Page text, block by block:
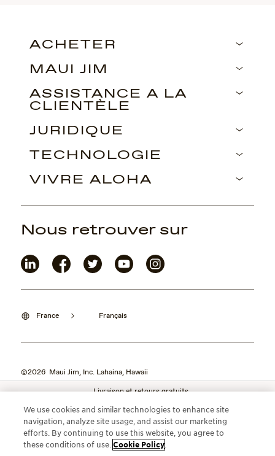
Livraison et retours gratuits
ACHETER
MAUI JIM
ASSISTANCE À LA
CLIENTÈLE
JURIDIQUE
TECHNOLOGIE
VIVRE ALOHA
France Français
©2026 Maui Jim, Inc. Lahaina, Hawaii
Nous retrouver sur
We use cookies and similar technologies to enhance site
navigation, analyze site usage, and assist our marketing
efforts. By continuing to use this website, you agree to
these conditions of use.Cookie Policy